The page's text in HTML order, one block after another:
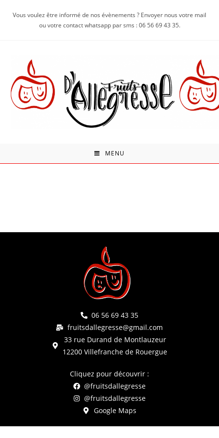
Vous voulez être informé de nos évènements ? Envoyer nous votre mail
ou votre contact whatsapp par sms : 06 56 69 43 35.
MENU
06 56 69 43 35
fruitsdallegresse@gmail.com
33 rue Durand de Montlauzeur
12200 Villefranche de Rouergue
Cliquez pour découvrir :
@fruitsdallegresse
@fruitsdallegresse
Google Maps